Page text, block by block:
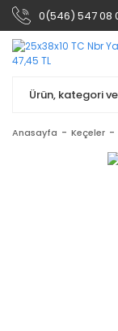
0(546) 547 08
Anasayfa Keçeler